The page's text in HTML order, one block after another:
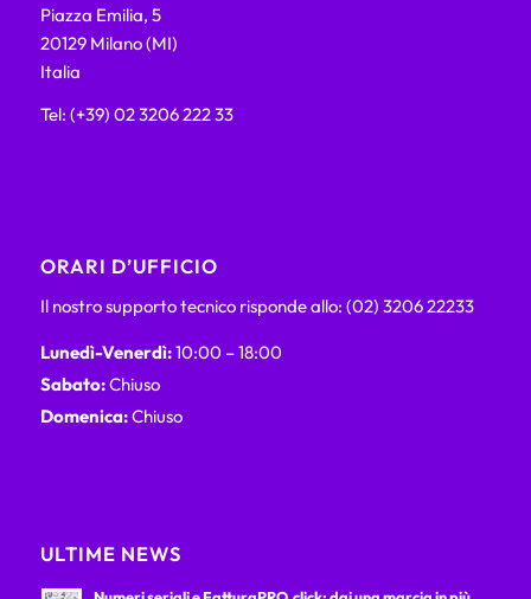
Piazza Emilia, 5
20129 Milano (MI)
Italia
Tel: (+39) 02 3206 222 33
ORARI D’UFFICIO
Il nostro supporto tecnico risponde allo: (02) 3206 22233
Lunedì-Venerdì:10:00 – 18:00
Sabato:Chiuso
Domenica:Chiuso
ULTIME NEWS